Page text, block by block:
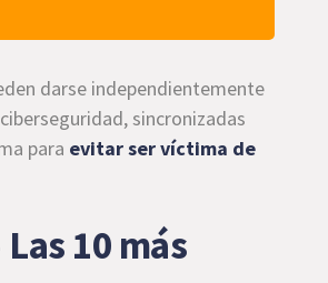
darse independientemente
sincronizadas
para evitar ser víctima de
10 más